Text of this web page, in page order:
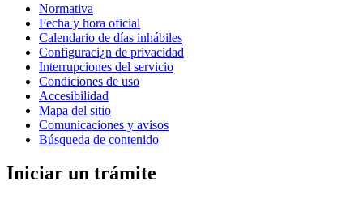
Normativa
Fecha y hora oficial
Calendario de días inhábiles
Configuraci¿n de privacidad
Interrupciones del servicio
Condiciones de uso
Accesibilidad
Mapa del sitio
Comunicaciones y avisos
Búsqueda de contenido
Iniciar un trámite